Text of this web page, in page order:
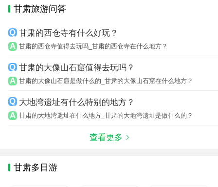
甘肃旅游问答
甘肃的西仓寺有什么好玩？
甘肃的西仓寺值得去玩吗_甘肃的西仓寺在什么地方？
甘肃的大像山石窟值得去玩吗？
甘肃的大像山石窟是做什么的_甘肃的大像山石窟在什么地方？
大地湾遗址有什么特别的地方？
甘肃的大地湾遗址在什么地方_甘肃的大地湾遗址是做什么的？
查看更多
甘肃多日游